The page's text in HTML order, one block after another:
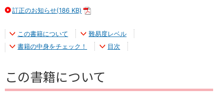
訂正のお知らせ(186 KB)
この書籍について
難易度レベル
書籍の中身をチェック！
目次
この書籍について